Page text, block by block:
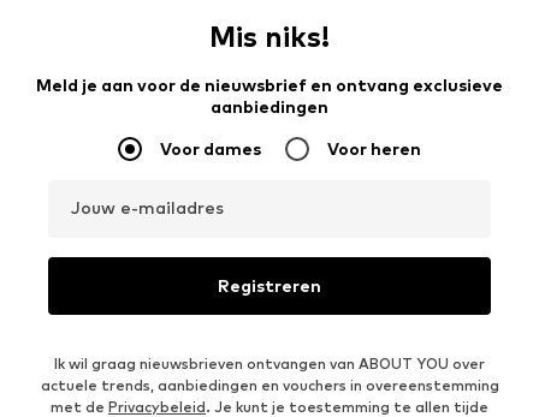
Mis niks!
Meld je aan voor de nieuwsbrief en ontvang exclusieve
aanbiedingen
Voor dames Voor heren
Jouw e-mailadres
Registreren
Ik wil graag nieuwsbrieven ontvangen van ABOUT YOU over
actuele trends, aanbiedingen en vouchers in overeenstemming
met de Privacybeleid. Je kunt je toestemming te allen tijde